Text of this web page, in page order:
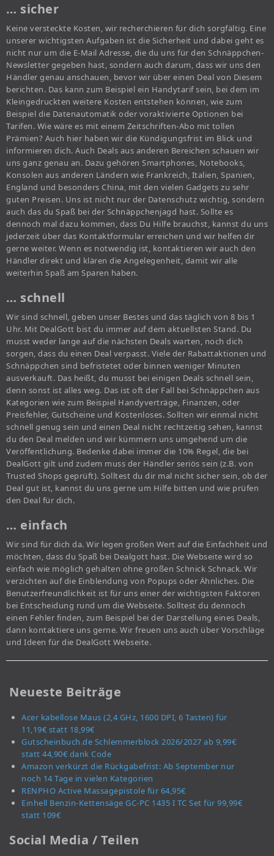
… sicher
Keine versteckte Kosten, wir recherchieren für dich sorgfältig. Eine
unserer wichtigsten Aufgaben ist die Sicherheit und dabei geht es
nicht nur um die E-Mail Adresse, die du uns für den Schnäppchen-
Newsletter gegeben hast, sondern auch darum, dass wir uns den
Händler genau anschauen, bevor wir über einen Deal von Diesem
berichten. Das kann zum Beispiel ein Handytarif sein, bei dem im
Kleingedruckten weitere Kosten entstehen können, wie zum
Beispiel die Datenautomatik oder voraktivierte Optionen bei
Tarifen. Wie wäre es mit einem Zeitschriften-Abo mit tollen
Prämien? Auch hier haben wir die Kündigungsfrist im Blick und
informieren dich. Auch Deals aus anderen Bereichen schauen wir
uns ganz genau an. Dazu gehören Smartphones, Notebooks,
Konsolen aus anderen Ländern wie Frankreich, Italien, Spanien,
England und besonders China, mit den vielen Gadgets zu sehr
guten Preisen. Uns ist nicht nur der Datenschutz wichtig, sondern
auch das du Spaß bei der Schnäppchenjagd hast. Sollte es
dennoch mal dazu kommen, dass Du Hilfe brauchst, kannst du uns
jederzeit über das Kontaktformular erreichen und wir helfen dir
gerne weiter. Wenn es notwendig ist, kontaktieren wir auch den
Händler direkt und klären die Angelegenheit, damit wir alle
weiterhin Spaß am Sparen haben.
… schnell
Wir sind schnell, geben unser Bestes und das täglich von 8 bis 1
Uhr. Mit DealGott bist du immer auf dem aktuellsten Stand. Du
musst weder lange auf die nächsten Deals warten, noch dich
sorgen, dass du einen Deal verpasst. Viele der Rabattaktionen und
Schnäppchen sind befristetet oder binnen weniger Minuten
ausverkauft. Das heißt, du musst bei einigen Deals schnell sein,
denn sonst ist alles weg. Das ist oft der Fall bei Schnäppchen aus
Kategorien wie zum Beispiel Handyverträge, Finanzen, oder
Preisfehler, Gutscheine und Kostenloses. Sollten wir einmal nicht
schnell genug sein und einen Deal nicht rechtzeitig sehen, kannst
du den Deal melden und wir kümmern uns umgehend um die
Veröffentlichung. Bedenke dabei immer die 10% Regel, die bei
DealGott gilt und zudem muss der Händler seriös sein (z.B. von
Trusted Shops geprüft). Solltest du dir mal nicht sicher sein, ob der
Deal gut ist, kannst du uns gerne um Hilfe bitten und wie prüfen
den Deal für dich.
… einfach
Wir sind für dich da. Wir legen großen Wert auf die Einfachheit und
möchten, dass du Spaß bei Dealgott hast. Die Webseite wird so
einfach wie möglich gehalten ohne großen Schnick Schnack. Wir
verzichten auf die Einblendung von Popups oder Ähnliches. Die
Benutzerfreundlichkeit ist für uns einer der wichtigsten Faktoren
bei Entscheidung rund um die Webseite. Solltest du dennoch
einen Fehler finden, zum Beispiel bei der Darstellung eines Deals,
dann kontaktiere uns gerne. Wir freuen uns auch über Vorschläge
und Ideen für die DealGott Webseite.
Neueste Beiträge
Acer kabellose Maus (2,4 GHz, 1600 DPI, 6 Tasten) für
11,19€ statt 18,99€
Gutscheinbuch.de Schlemmerblock 2026/2027 ab 9,99€
statt 44,90€ dank Code
Amazon verkürzt die Rückgabefrist: Ab September nur
noch 14 Tage in vielen Kategorien
RENPHO Active Massagepistole für 64,95€
Einhell Benzin-Kettensäge GC-PC 1435 I TC Set für 99,99€
statt 109€
Social Media / Teilen